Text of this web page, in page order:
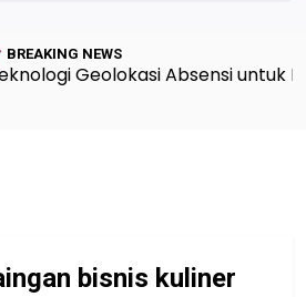
BREAKING NEWS
Geolokasi Absensi untuk
bisnis kuliner